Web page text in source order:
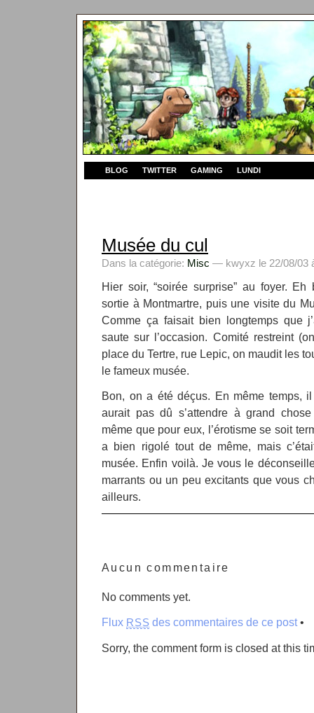
BLOG TWITTER GAMING LUNDI
Musée du cul
Dans la catégorie: Misc — kwyxz le 22/08/03
Hier soir, “soirée surprise” au foyer.
sortie à Montmartre, puis une visite du
Comme ça faisait bien longtemps que
saute sur l’occasion. Comité restreint
place du Tertre, rue Lepic, on maudit les
le fameux musée.
Bon, on a été déçus. En même temps,
aurait pas dû s’attendre à grand
même que pour eux, l’érotisme se soit
a bien rigolé tout de même, mais
musée. Enfin voilà. Je vous le
marrants ou un peu excitants que vous
ailleurs.
Aucun commentaire
No comments yet.
Flux RSS des commentaires de ce post•
Sorry, the comment form is closed at this